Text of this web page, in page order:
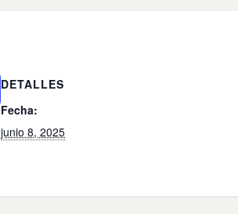
DETALLES
Fecha:
junio 8, 2025